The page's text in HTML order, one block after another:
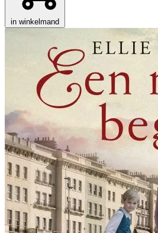
in winkelmand